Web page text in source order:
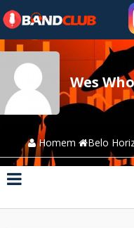
Wes Who
Homem Belo